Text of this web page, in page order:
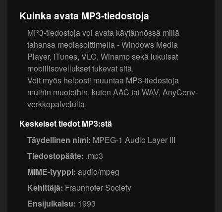
Kuinka avata MP3-tiedostoja
MP3-tiedostoja voi avata käytännössä millä
tahansa mediasoittimella - Windows Media
Player, iTunes, VLC, Winamp sekä lukuisat
mobiilisovellukset tukevat sitä.
Voit myös helposti muuntaa MP3-tiedostoja
muihin muotoihin, kuten AAC tai WAV, AnyConv-
verkkopalvelulla.
Keskeiset tiedot MP3:stä
Täydellinen nimi: MPEG-1 Audio Layer III
Tiedostopääte: .mp3
MIME-tyyppi: audio/mpeg
Kehittäjä: Fraunhofer Society
Ensijulkaisu: 1993